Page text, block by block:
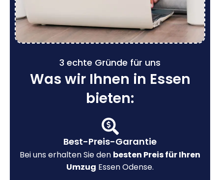
3 echte Gründe für uns
Was wir Ihnen in Essen
bieten:
Best-Preis-Garantie
Bei uns erhalten Sie den besten Preis für Ihren
Umzug Essen Odense.